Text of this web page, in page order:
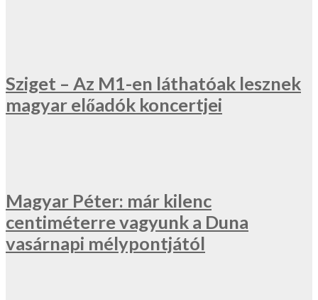
Sziget – Az M1-en láthatóak lesznek
magyar előadók koncertjei
Magyar Péter: már kilenc
centiméterre vagyunk a Duna
vasárnapi mélypontjától